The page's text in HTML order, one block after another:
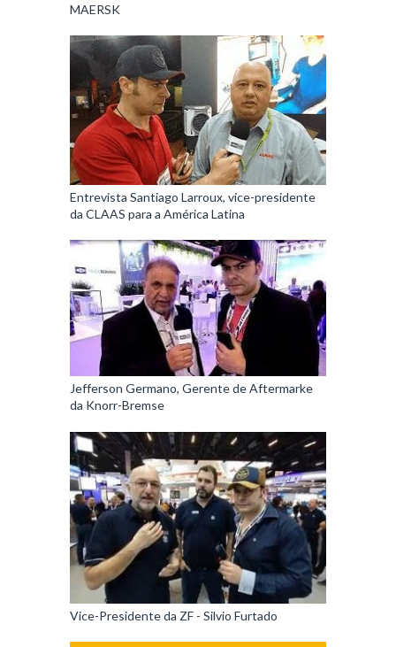
MAERSK
Entrevista Santiago Larroux, vice-presidente
da CLAAS para a América Latina
Jefferson Germano, Gerente de Aftermarke
da Knorr-Bremse
Vice-Presidente da ZF - Silvio Furtado